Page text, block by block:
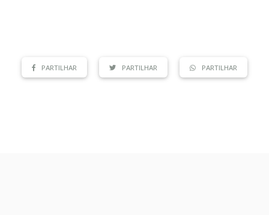
PARTILHAR PARTILHAR PARTILHAR